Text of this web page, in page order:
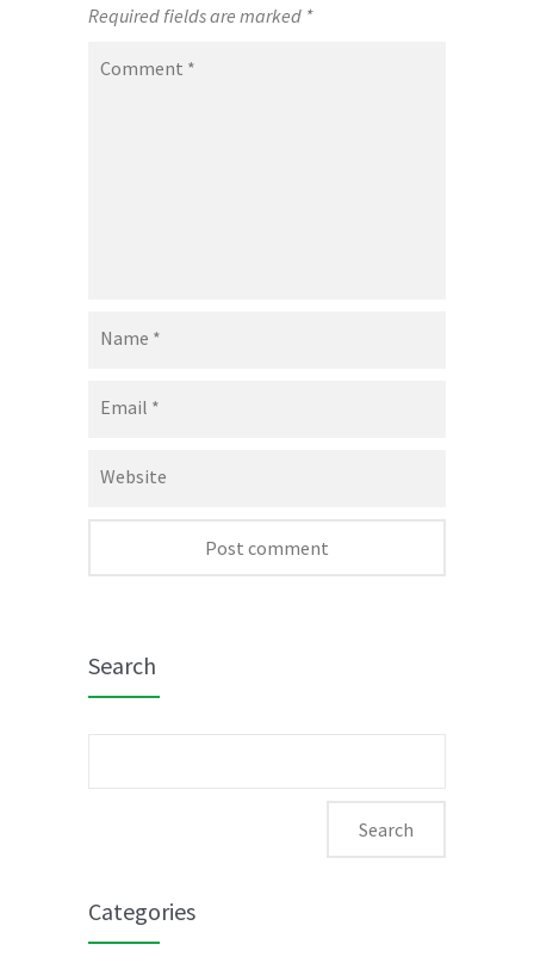
Required fields are marked *
Comment *
Name *
Email *
Website
Search
Categories